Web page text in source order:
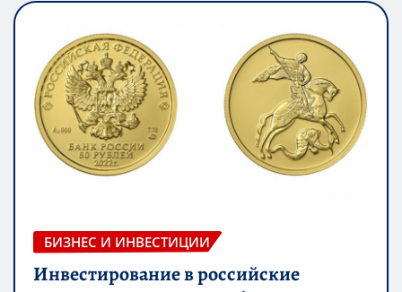
БИЗНЕС И ИНВЕСТИЦИИ
Инвестирование в российские